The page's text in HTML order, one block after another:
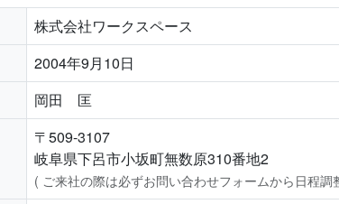
株式会社ワークスペース
2004年9月10日
岡田 匡
〒509-3107
岐阜県下呂市小坂町無数原310番地2
( ご来社の際は必ずお問い合わせフォームから日程調